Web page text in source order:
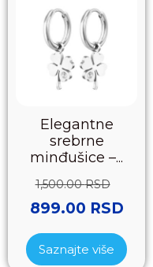
Elegantne
srebrne
minđušice –...
1,500.00RSD
899.00 RSD
Saznajte više